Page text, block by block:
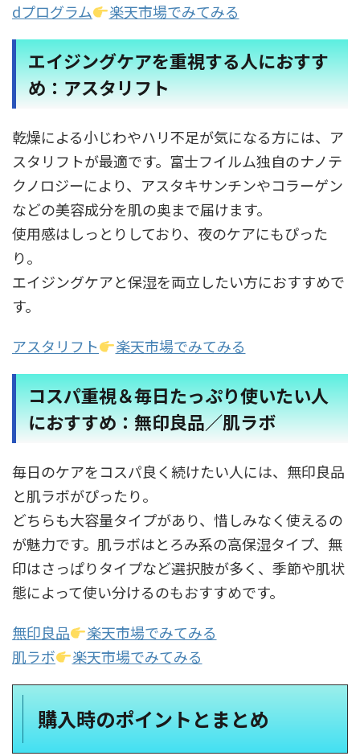
dプログラム
楽天市場でみてみる
エイジングケアを重視する人におすす
め：アスタリフト
乾燥による小じわやハリ不足が気になる方には、ア
スタリフトが最適です。富士フイルム独自のナノテ
クノロジーにより、アスタキサンチンやコラーゲン
などの美容成分を肌の奥まで届けます。
使用感はしっとりしており、夜のケアにもぴった
り。
エイジングケアと保湿を両立したい方におすすめで
す。
アスタリフト
楽天市場でみてみる
コスパ重視＆毎日たっぷり使いたい人
におすすめ：無印良品／肌ラボ
毎日のケアをコスパ良く続けたい人には、無印良品
と肌ラボがぴったり。
どちらも大容量タイプがあり、惜しみなく使えるの
が魅力です。肌ラボはとろみ系の高保湿タイプ、無
印はさっぱりタイプなど選択肢が多く、季節や肌状
態によって使い分けるのもおすすめです。
無印良品
楽天市場でみてみる
肌ラボ
楽天市場でみてみる
購入時のポイントとまとめ